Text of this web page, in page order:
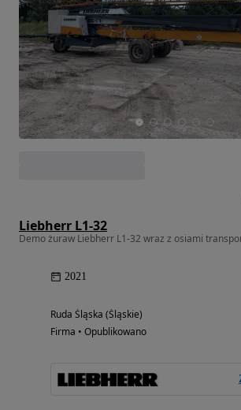
Liebherr L1-32
Demo żuraw Liebherr L1-32 wraz z osiami
2021
Ruda Śląska (Śląskie)
Firma • Opublikowano